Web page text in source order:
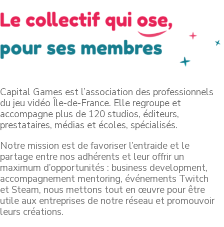
Capital Games est l’association des professionnels
du jeu vidéo Île-de-France. Elle regroupe et
accompagne plus de 120 studios, éditeurs,
prestataires, médias et écoles, spécialisés.
Notre mission est de favoriser l’entraide et le
partage entre nos adhérents et leur offrir un
maximum d’opportunités : business development,
accompagnement mentoring, événements Twitch
et Steam, nous mettons tout en œuvre pour être
utile aux entreprises de notre réseau et promouvoir
leurs créations.